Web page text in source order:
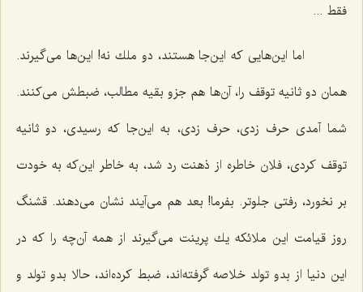
فقط ...
اما این‌هایی كه این‌جا هستند، دو ملك نه! این‌ها می‌گیرند.
همان دو ثانیه توقف را، آن‌ها هم جزو بقیه مطالب، ضبطش می‌كنند.
شما آمدی حرف زدی، حرف زدی، به این‌جا كه رسیدی، دو ثانیه
توقف كردی، فلان خاطره از ذهنت رد شد، به خاطر این‌كه به خودت
بر نخورد، رفتی جلوتر. بفرما! بعد هم می‌آیند نشان می‌دهند. قشنگ
روز قیامت این ملائكه یك پرینت می‌گیرند از همه آن‌چه را كه در
این دنیا از بدو تولد خلاصه گرفته‌اند، ضبط كرده‌اند، حالا بدو تولد و